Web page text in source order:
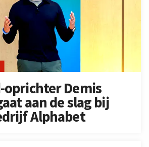
oprichter Demis
aan de slag bij
Alphabet